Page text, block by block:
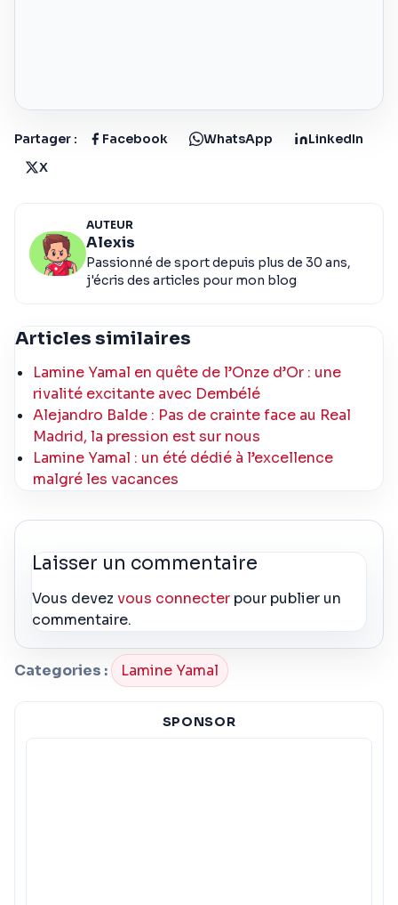
Partager : Facebook WhatsApp
LinkedIn
X
AUTEUR
Alexis
Passionné de sport depuis plus de 30 ans,
j'écris des articles pour mon blog
Articles similaires
Lamine Yamal en quête de l’Onze d’Or : une
rivalité excitante avec Dembélé
Alejandro Balde : Pas de crainte face au Real
Madrid, la pression est sur nous
Lamine Yamal : un été dédié à l’excellence
malgré les vacances
Laisser un commentaire
Vous devezvous connecter pour publier un
commentaire.
Categories : Lamine Yamal
SPONSOR